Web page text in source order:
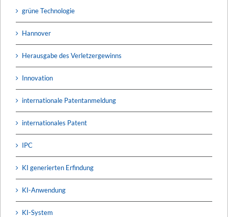
grüne Technologie
Hannover
Herausgabe des Verletzergewinns
Innovation
internationale Patentanmeldung
internationales Patent
IPC
KI generierten Erfindung
KI-Anwendung
KI-System